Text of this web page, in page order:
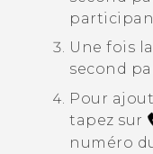
Une fois
second
Pour
tapez sur
numéro